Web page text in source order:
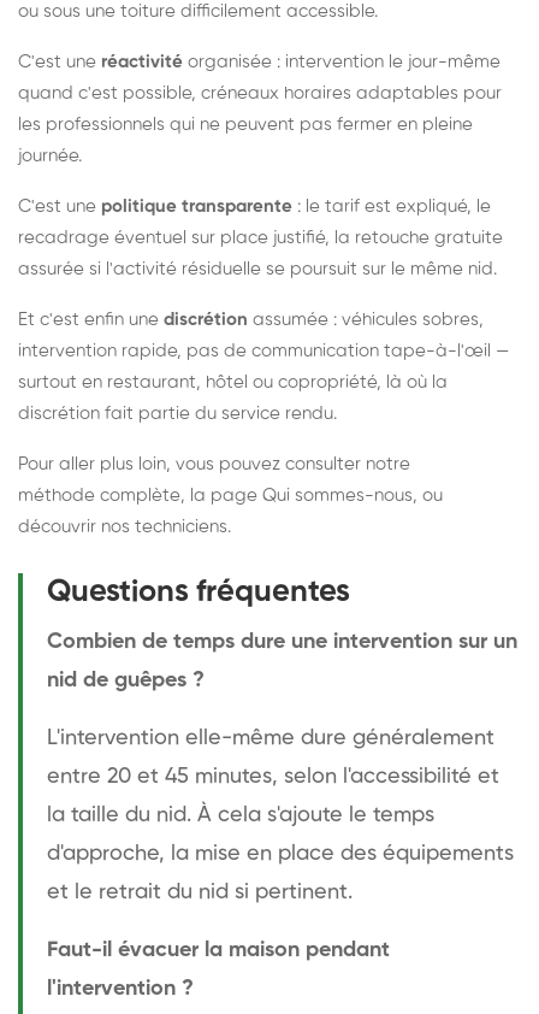
ou sous une toiture difficilement accessible.
C'est une réactivité organisée : intervention le jour-même
quand c'est possible, créneaux horaires adaptables pour
les professionnels qui ne peuvent pas fermer en pleine
journée.
C'est une politique transparente : le tarif est expliqué, le
recadrage éventuel sur place justifié, la retouche gratuite
assurée si l'activité résiduelle se poursuit sur le même nid.
Et c'est enfin une discrétion assumée : véhicules sobres,
intervention rapide, pas de communication tape-à-l'œil —
surtout en restaurant, hôtel ou copropriété, là où la
discrétion fait partie du service rendu.
Pour aller plus loin, vous pouvez consulter notre
méthode complète, la page Qui sommes-nous, ou
découvrir nos techniciens.
Questions fréquentes
Combien de temps dure une intervention sur un
nid de guêpes ?
L'intervention elle-même dure généralement
entre 20 et 45 minutes, selon l'accessibilité et
la taille du nid. À cela s'ajoute le temps
d'approche, la mise en place des équipements
et le retrait du nid si pertinent.
Faut-il évacuer la maison pendant
l'intervention ?